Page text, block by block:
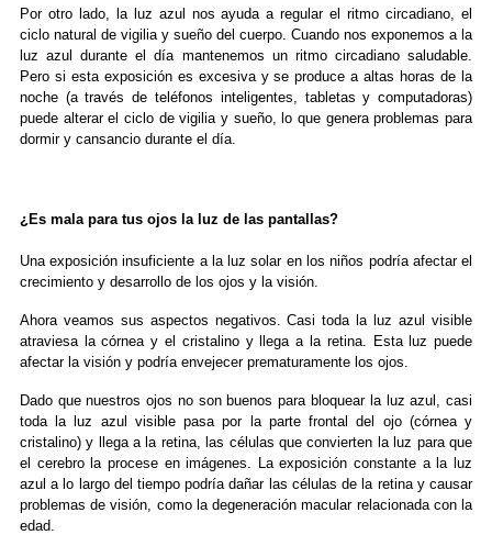
Por otro lado, la luz azul nos ayuda a regular el ritmo circadiano, el
ciclo natural de vigilia y sueño del cuerpo. Cuando nos exponemos a la
luz azul durante el día mantenemos un ritmo circadiano saludable.
Pero si esta exposición es excesiva y se produce a altas horas de la
noche (a través de teléfonos inteligentes, tabletas y computadoras)
puede alterar el ciclo de vigilia y sueño, lo que genera problemas para
dormir y cansancio durante el día.
¿Es mala para tus ojos la luz de las pantallas?
Una exposición insuficiente a la luz solar en los niños podría afectar el
crecimiento y desarrollo de los ojos y la visión.
Ahora veamos sus aspectos negativos. Casi toda la luz azul visible
atraviesa la córnea y el cristalino y llega a la retina. Esta luz puede
afectar la visión y podría envejecer prematuramente los ojos.
Dado que nuestros ojos no son buenos para bloquear la luz azul, casi
toda la luz azul visible pasa por la parte frontal del ojo (córnea y
cristalino) y llega a la retina, las células que convierten la luz para que
el cerebro la procese en imágenes. La exposición constante a la luz
azul a lo largo del tiempo podría dañar las células de la retina y causar
problemas de visión, como la degeneración macular relacionada con la
edad.